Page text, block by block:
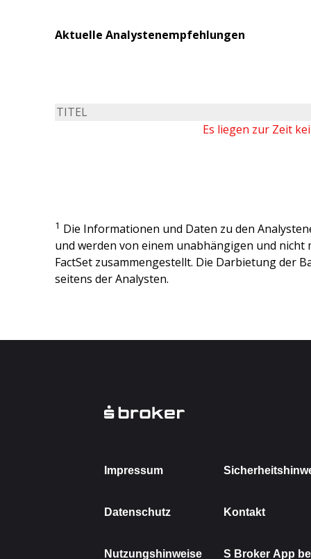
Aktuelle Analystenempfehlungen
TITEL
Es liegen zur Zeit
1 Die Informationen und Daten zu den
und werden von einem unabhängigen und nicht
FactSet zusammengestellt. Die Darbietung der
seitens der Analysten.